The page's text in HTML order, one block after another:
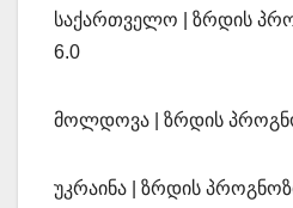
საქართველო | ზრდის
6.0
მოლდოვა | ზრდის
უკრაინა | ზრდის